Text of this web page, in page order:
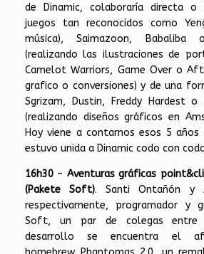
de Dinamic, colaboraría directa o
juegos tan reconocidos como
música), Saimazoon,
(realizando las ilustraciones de
Camelot Warriors, Game Over o
grafico o conversiones) y de una
Sgrizam, Dustin, Freddy Hardest
(realizando diseños gráficos en
Hoy viene a contarnos esos 5
estuvo unida a Dinamic codo con
16h30 – Aventuras gráficas
(Pakete Soft). Santi Ontañón y
respectivamente, programador y
Soft, un par de colegas entre
desarrollo se encuentra el